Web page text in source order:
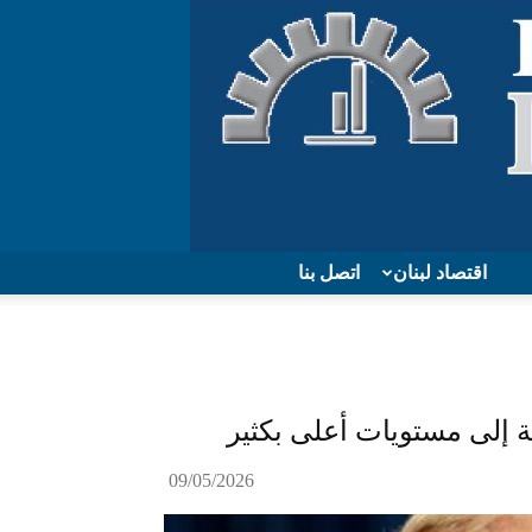
اتصل بنا اقتصاد لبنان
إلى مستويات أعلى بكثير
09/05/2026